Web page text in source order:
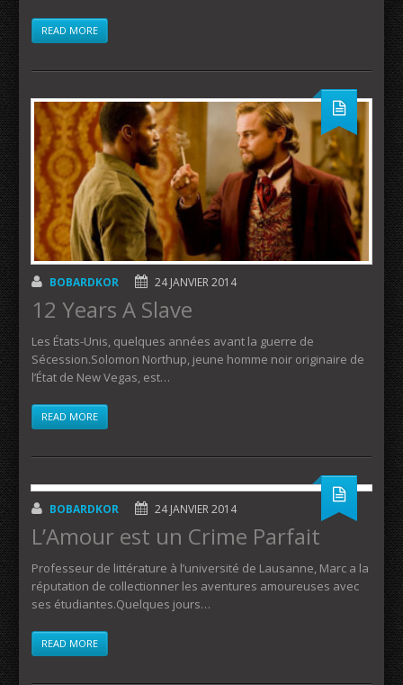
READ MORE
BOBARDKOR 24 JANVIER 2014
12 Years A Slave
Les États-Unis, quelques années avant la guerre de
Sécession.Solomon Northup, jeune homme noir originaire de
l’État de New Vegas, est…
READ MORE
BOBARDKOR 24 JANVIER 2014
L’Amour est un Crime Parfait
Professeur de littérature à l’université de Lausanne, Marc a la
réputation de collectionner les aventures amoureuses avec
ses étudiantes.Quelques jours…
READ MORE